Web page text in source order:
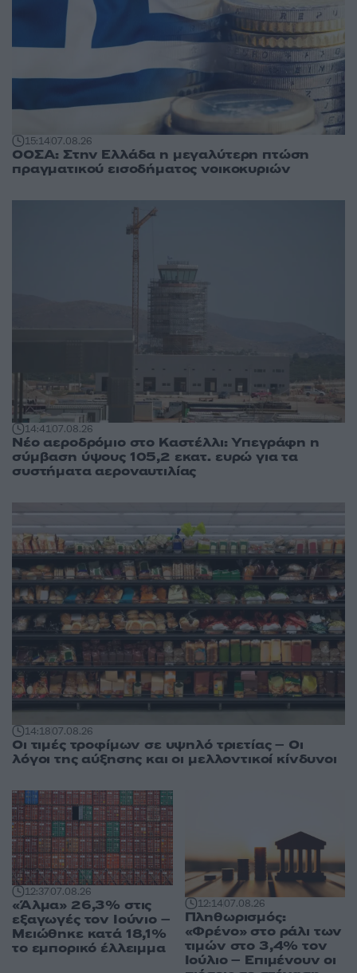
15:1407.08.26
ΟΟΣΑ: Στην Ελλάδα η μεγαλύτερη πτώση
πραγματικού εισοδήματος νοικοκυριών
14:4107.08.26
Νέο αεροδρόμιο στο Καστέλλι: Υπεγράφη η
σύμβαση ύψους 105,2 εκατ. ευρώ για τα
συστήματα αεροναυτιλίας
14:1807.08.26
Οι τιμές τροφίμων σε υψηλό τριετίας – Οι
λόγοι της αύξησης και οι μελλοντικοί κίνδυνοι
12:3707.08.26
«Άλμα» 26,3% στις
εξαγωγές τον Ιούνιο –
Μειώθηκε κατά 18,1%
το εμπορικό έλλειμμα
12:1407.08.26
Πληθωρισμός:
«Φρένο» στο ράλι των
τιμών στο 3,4% τον
Ιούλιο – Επιμένουν οι